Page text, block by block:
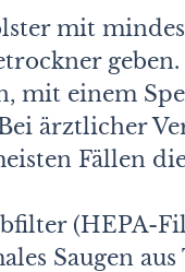
mit
geben.
mit einem
ärztlicher
Fällen
(HEPA-
Saugen